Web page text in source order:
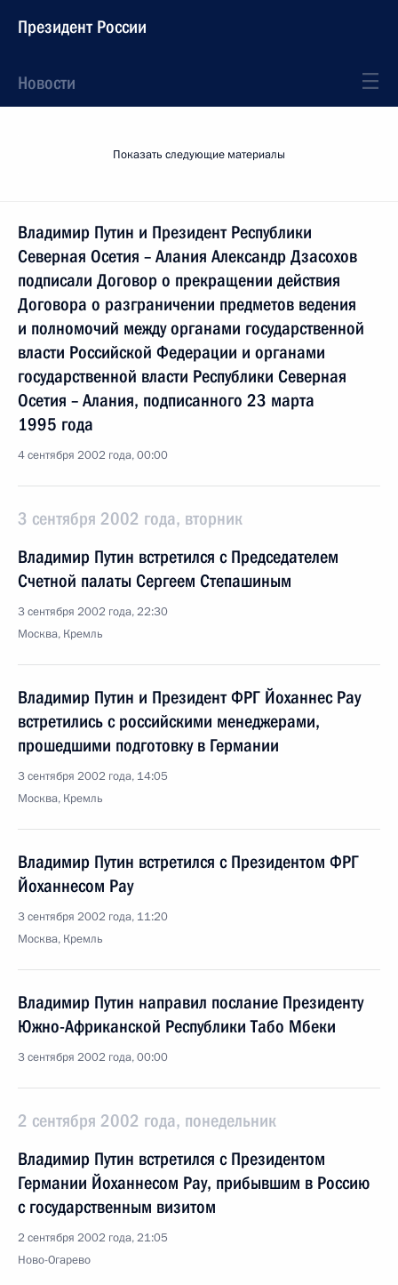
Президент России
Новости
Показать следующие материалы
Владимир Путин и Президент Республики
Северная Осетия – Алания Александр Дзасохов
подписали Договор о прекращении действия
Договора о разграничении предметов ведения
и полномочий между органами государственной
власти Российской Федерации и органами
государственной власти Республики Северная
Осетия – Алания, подписанного 23 марта
1995 года
4 сентября 2002 года, 00:00
3 сентября 2002 года, вторник
Владимир Путин встретился с Председателем
Счетной палаты Сергеем Степашиным
3 сентября 2002 года, 22:30
Москва, Кремль
Владимир Путин и Президент ФРГ Йоханнес Рау
встретились с российскими менеджерами,
прошедшими подготовку в Германии
3 сентября 2002 года, 14:05
Москва, Кремль
Владимир Путин встретился с Президентом ФРГ
Йоханнесом Рау
3 сентября 2002 года, 11:20
Москва, Кремль
Владимир Путин направил послание Президенту
Южно-Африканской Республики Табо Мбеки
3 сентября 2002 года, 00:00
2 сентября 2002 года, понедельник
Владимир Путин встретился с Президентом
Германии Йоханнесом Рау, прибывшим в Россию
с государственным визитом
2 сентября 2002 года, 21:05
Ново-Огарево